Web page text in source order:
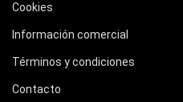
Cookies
Información comercial
Términos y condiciones
Contacto